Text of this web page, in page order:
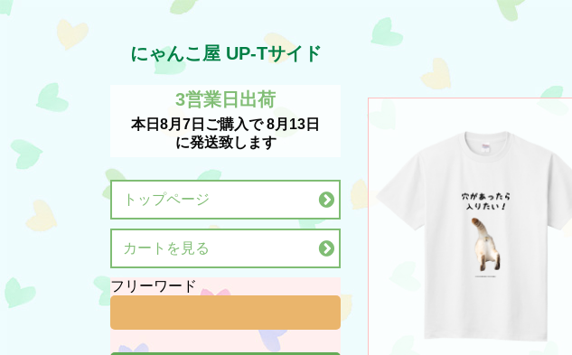
にゃんこ屋 UP-Tサイド
3営業日出荷
本日 8月7日 ご購入で8月13日
に発送致します
トップページ
カートを見る
フリーワード